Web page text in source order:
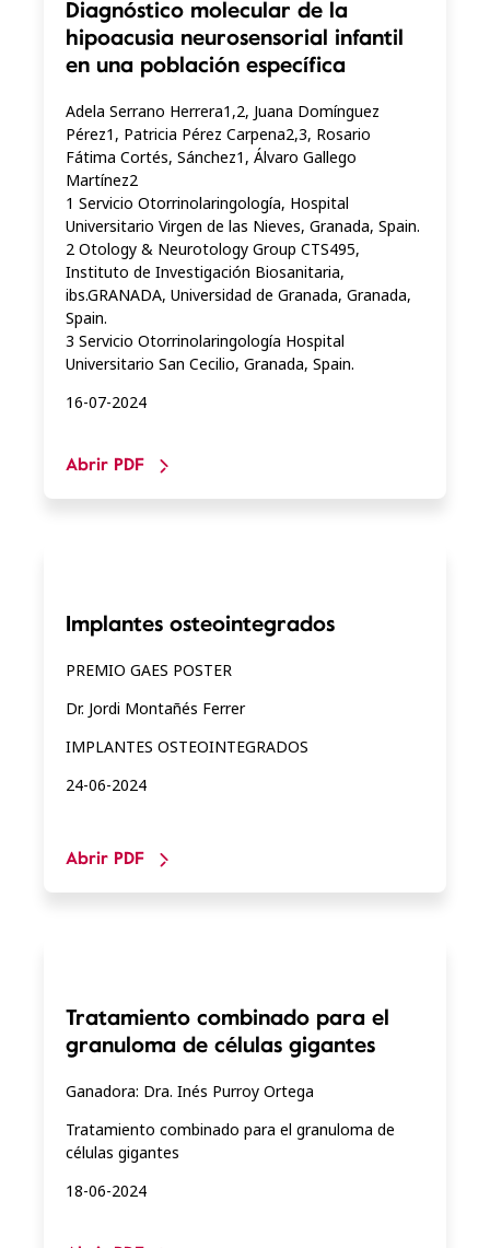
Diagnóstico molecular de la
hipoacusia neurosensorial infantil
en una población específica
Adela Serrano Herrera1,2, Juana Domínguez
Pérez1, Patricia Pérez Carpena2,3, Rosario
Fátima Cortés, Sánchez1, Álvaro Gallego
Martínez2
1 Servicio Otorrinolaringología, Hospital
Universitario Virgen de las Nieves, Granada, Spain.
2 Otology & Neurotology Group CTS495,
Instituto de Investigación Biosanitaria,
ibs.GRANADA, Universidad de Granada, Granada,
Spain.
3 Servicio Otorrinolaringología Hospital
Universitario San Cecilio, Granada, Spain.
16-07-2024
Abrir PDF
Implantes osteointegrados
PREMIO GAES POSTER
Dr. Jordi Montañés Ferrer
IMPLANTES OSTEOINTEGRADOS
24-06-2024
Abrir PDF
Tratamiento combinado para el
granuloma de células gigantes
Ganadora: Dra. Inés Purroy Ortega
Tratamiento combinado para el granuloma de
células gigantes
18-06-2024